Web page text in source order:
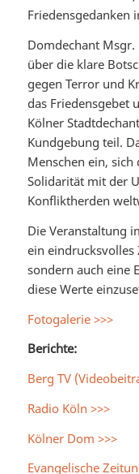
Friedensgedanken
Domdechant Msgr.
über die klare
gegen Terror und
das Friedensgebet
Kölner
Kundgebung teil.
Menschen ein, sich
Solidarität mit der
Konfliktherden
Die Veranstaltung
ein eindrucksvolles
sondern auch eine
diese Werte
Fotogalerie >>>
Berichte:
Berg TV
Radio Köln >>>
Kölner Dom >>>
Evangelische